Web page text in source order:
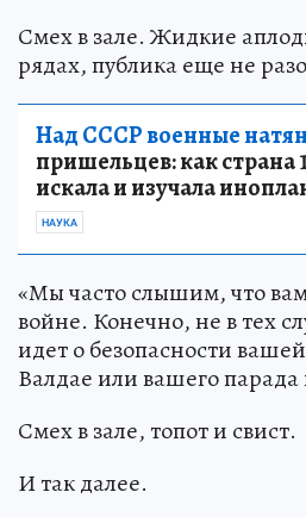
Смех в зале. Жидкие
рядах, публика еще не
Над СССР военные
пришельцев: как страна
искала и изучала
НАУКА
«Мы часто слышим, что
войне. Конечно, не в тех
идет о безопасности
Валдае или вашего парада
Смех в зале, топот и свист.
И так далее.